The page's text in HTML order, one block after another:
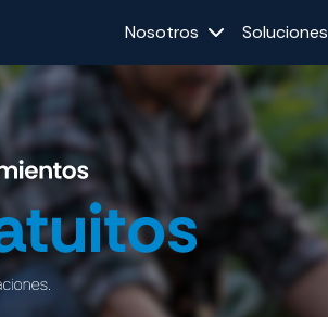
Nosotros Soluciones